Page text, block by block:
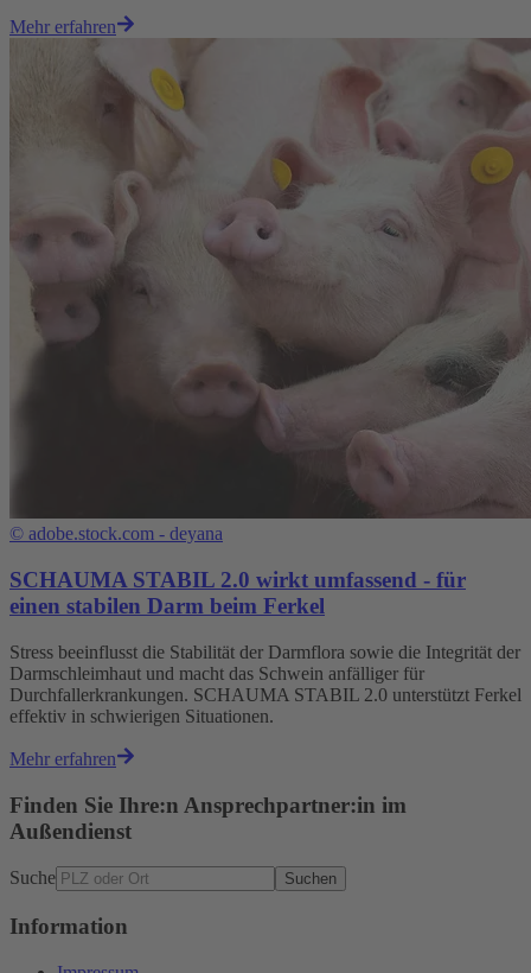
Mehr erfahren
© adobe.stock.com - deyana
SCHAUMA STABIL 2.0 wirkt umfassend - für
einen stabilen Darm beim Ferkel
Stress beeinflusst die Stabilität der Darmflora sowie die Integrität der
Darmschleimhaut und macht das Schwein anfälliger für
Durchfallerkrankungen. SCHAUMA STABIL 2.0 unterstützt Ferkel
effektiv in schwierigen Situationen.
Mehr erfahren
Finden Sie Ihre:n Ansprechpartner:in im
Außendienst
Suche Suchen
Information